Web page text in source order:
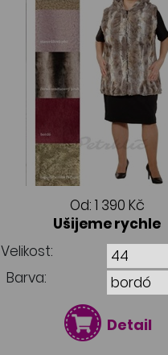
Od: 1 390 Kč
Ušijeme rychle
Velikost:
Barva:
Detail